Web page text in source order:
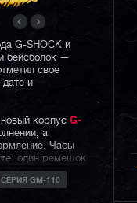
G-SHOCK и
бейсболок —
свое
дате и
корпус G-
а
Часы
один ремешок
бейсболки
второй —
СЕРИЯ GM-110